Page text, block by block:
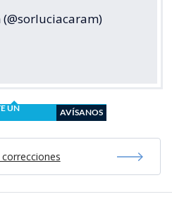
UN
AVÍSANOS